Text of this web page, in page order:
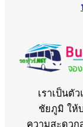
เราเป็นตั
ชัยภูมิ ให้
ความสะดวก